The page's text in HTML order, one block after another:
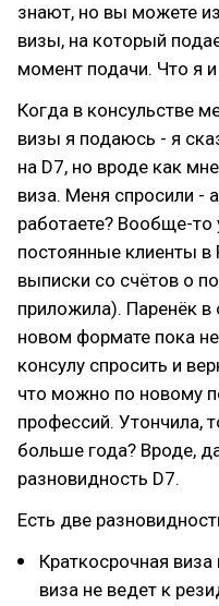
знают, но вы можете
визы, на который
момент подачи. Что я
Когда в консульстве
визы я подаюсь - я
на D7, но вроде как
виза. Меня спросили -
работаете? Вообще-то
постоянные клиенты
выписки со счётов о
приложила). Паренёк
новом формате пока
консулу спросить и
что можно по новому
профессий. Утончила,
больше года? Вроде,
разновидность D7.
Есть две
Краткосрочная
виза не ведет к